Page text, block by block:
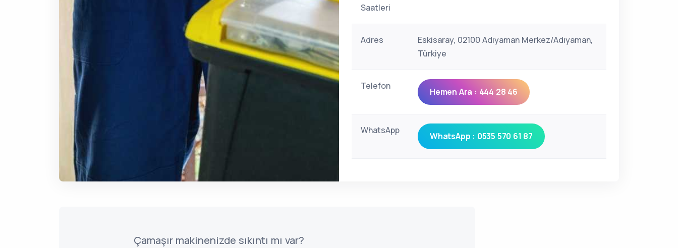
Saatleri
Adres
Eskisaray, 02100 Adıyaman Merkez/Adıyaman,
Türkiye
Telefon
Hemen Ara : 444 28 46
WhatsApp
WhatsApp : 0535 570 61 87
Çamaşır makinenizde sıkıntı mı var?